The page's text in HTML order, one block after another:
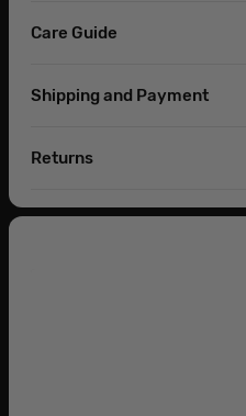
Care Guide
Shipping and Payment
Returns